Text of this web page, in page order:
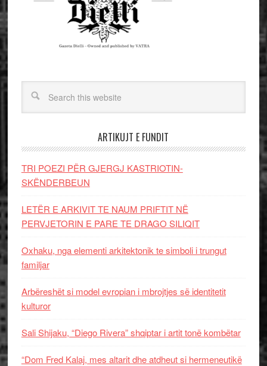
ARTIKUJT E FUNDIT
TRI POEZI PËR GJERGJ KASTRIOTIN-
SKËNDERBEUN
LETËR E ARKIVIT TE NAUM PRIFTIT NË
PERVJETORIN E PARE TE DRAGO SILIQIT
Oxhaku, nga elementi arkitektonik te simboli i trungut
familjar
Arbëreshët si model evropian i mbrojtjes së identitetit
kulturor
Sali Shijaku, “Diego Rivera” shqiptar i artit tonë kombëtar
“Dom Fred Kalaj, mes altarit dhe atdheut si hermeneutikë